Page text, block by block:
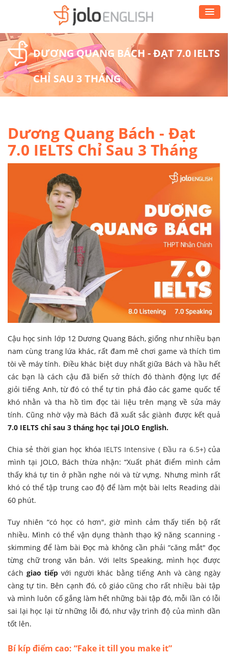
DƯƠNG QUANG BÁCH - ĐẠT 7.0 IELTS
CHỈ SAU 3 THÁNG
Dương Quang Bách - Đạt
7.0 IELTS Chỉ Sau 3 Tháng
Cậu học sinh lớp 12 Dương Quang Bách, giống như nhiều bạn
nam cùng trang lứa khác, rất đam mê chơi game và thích tìm
tòi về máy tính. Điều khác biệt duy nhất giữa Bách và hầu hết
các bạn là cách cậu đã biến sở thích đó thành động lực để
giỏi tiếng Anh, từ đó có thể tự tin phá đảo các game quốc tế
khó nhằn và tha hồ tìm đọc tài liệu trên mạng về sửa máy
tính. Cũng nhờ vậy mà Bách đã xuất sắc giành được kết quả
7.0 IELTS chỉ sau 3 tháng học tại JOLO English.
Chia sẻ thời gian học khóa IELTS Intensive ( Đầu ra 6.5+)của
mình tại JOLO, Bách thừa nhận: “Xuất phát điểm mình cảm
thấy khá tự tin ở phần nghe nói và từ vựng. Nhưng mình rất
khó có thể tập trung cao độ để làm một bài Ielts Reading dài
60 phút.
Tuy nhiên “có học có hơn", giờ mình cảm thấy tiến bộ rất
nhiều. Mình có thể vận dụng thành thạo kỹ năng scanning -
skimming để làm bài Đọc mà không cần phải “căng mắt" đọc
từng chữ trong văn bản. Với Ielts Speaking, mình học được
cáchgiao tiếp với người khác bằng tiếng Anh và càng ngày
càng tự tin. Bên cạnh đó, cô giáo cũng cho rất nhiều bài tập
và mình luôn cố gắng làm hết những bài tập đó, mỗi lần có lỗi
sai lại học lại từ những lỗi đó, như vậy trình độ của mình dần
tốt lên.
Bí kíp điểm cao: “Fake it till you make it”